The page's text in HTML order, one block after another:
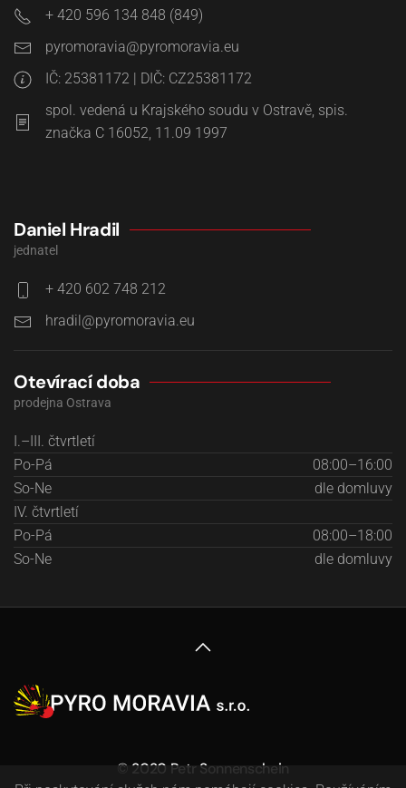
+ 420 596 134 848 (849)
IČ: 25381172 | DIČ: CZ25381172
spol. vedená u Krajského soudu v Ostravě, spis.
značka C 16052, 11.09 1997
Daniel Hradil
jednatel
+ 420 602 748 212
Otevírací doba
prodejna Ostrava
I.–III. čtvrtletí
Po-Pá
08:00–16:00
So-Ne
dle domluvy
IV. čtvrtletí
Po-Pá
08:00–18:00
So-Ne
dle domluvy
© 2020 Petr Sonnenschein